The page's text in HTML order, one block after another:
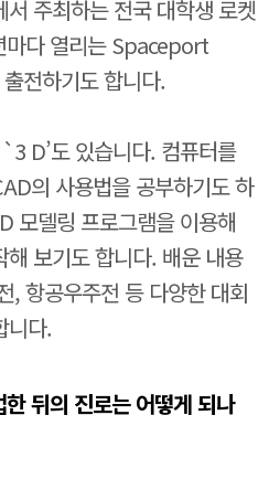
주최하는 전국 대학생 로켓
마다 열리는 Spaceport
전하기도 합니다.
D’도 있습니다. 컴퓨터를
의 사용법을 공부하기도 하
모델링 프로그램을 이용해
보기도 합니다. 배운 내용
, 항공우주전 등 다양한 대회
니다.
뒤의 진로는 어떻게 되나